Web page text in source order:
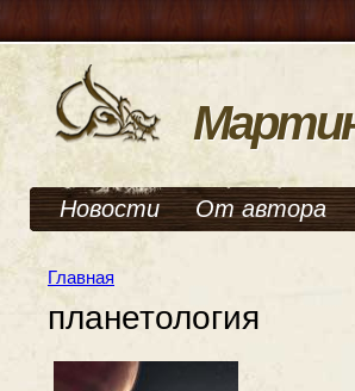
Новости От автора
Главная
планетология